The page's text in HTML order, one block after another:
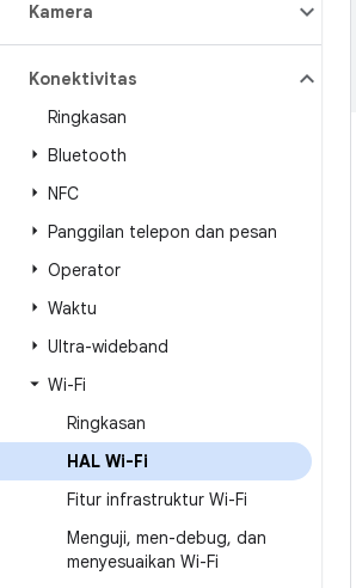
Kamera
Konektivitas
Ringkasan
Bluetooth
NFC
Panggilan telepon dan pesan
Operator
Waktu
Ultra-wideband
Wi-Fi
Ringkasan
HAL Wi-Fi
Fitur infrastruktur Wi-Fi
Menguji, men-debug, dan
menyesuaikan Wi-Fi